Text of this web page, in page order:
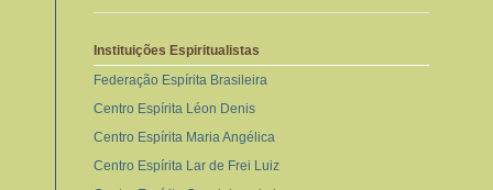
Instituições Espiritualistas
Federação Espírita Brasileira
Centro Espírita Léon Denis
Centro Espírita Maria Angélica
Centro Espírita Lar de Frei Luiz